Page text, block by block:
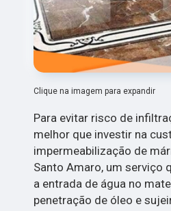
Clique na imagem para expandir
Para evitar risco de
melhor que investir na
impermeabilização de
Santo Amaro, um serviço
a entrada de água no
penetração de óleo e